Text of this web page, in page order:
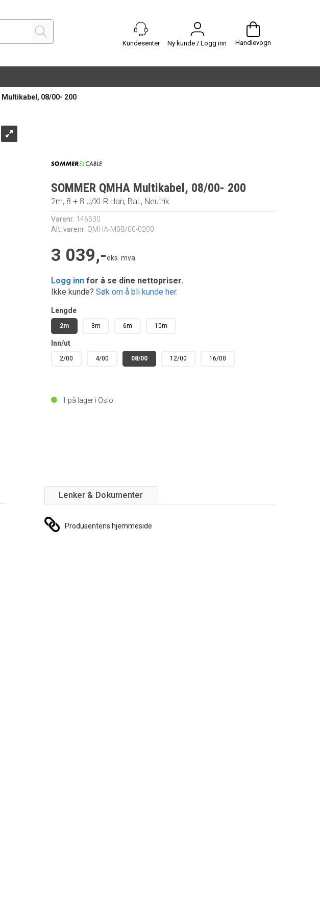
Ny kunde / Logg inn Handlevogn
Multikabel, 08/00- 200
SOMMER QMHA Multikabel, 08/00- 200
2m, 8 + 8 J/XLR Han, Bal., Neutrik
Varenr: 146530
Alt. varenr: QMHA-M08/00-0200
3 039,-eks. mva
Logg inn for å se dine nettopriser.
Ikke kunde?Søk om å bli kunde her.
Lengde
2m 3m 6m 10m
Inn/ut
2/00 4/00 08/00 12/00 16/00
1 på lager i Oslo
Lenker & Dokumenter
Produsentens hjemmeside